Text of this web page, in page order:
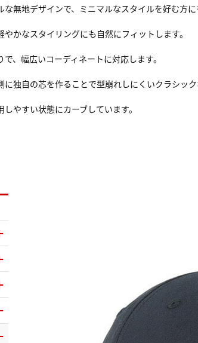
無地デザインで、ミニマルなスタイルを好む方に
かなスタイリングにも自然にフィットします。
、幅広いコーディネートに対応します。
独自の芯を作ることで型崩れしにくいクラシック
やすい状態にカーブしています。